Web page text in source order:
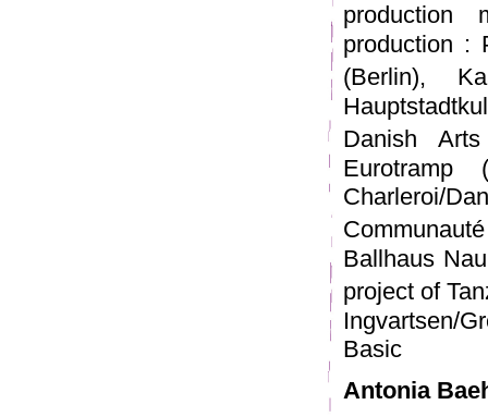
production :
(Berlin),
Danish
Eurotramp
Charleroi/
Ballhaus
project of
Ingvartsen/
Basic
Antonia